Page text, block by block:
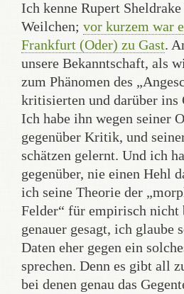
Ich kenne Rupert Sheldrake
Weilchen; vor kurzem war
Frankfurt (Oder) zu Gast.
unsere Bekanntschaft, als
zum Phänomen des
kritisierten und darüber ins
Ich habe ihn wegen seiner
gegenüber Kritik, und
schätzen gelernt. Und ich
gegenüber, nie einen Hehl
ich seine Theorie der
Felder“ für empirisch nicht
genauer gesagt, ich glaube
Daten eher gegen ein
sprechen. Denn es gibt all
bei denen genau das